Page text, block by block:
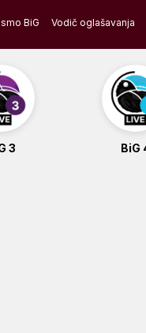
BiG Vodič oglašavanja
3 BiG